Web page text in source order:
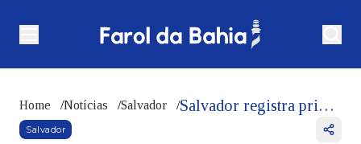
Home /Notícias /Salvador / Salvador registra primeiro caso suspeito de intoxicação por metanol; paciente está internado
Salvador